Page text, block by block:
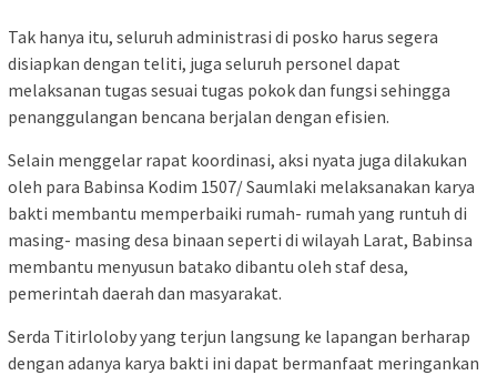
Tak hanya itu, seluruh administrasi di posko harus segera
disiapkan dengan teliti, juga seluruh personel dapat
melaksanan tugas sesuai tugas pokok dan fungsi sehingga
penanggulangan bencana berjalan dengan efisien.
Selain menggelar rapat koordinasi, aksi nyata juga dilakukan
oleh para Babinsa Kodim 1507/ Saumlaki melaksanakan karya
bakti membantu memperbaiki rumah- rumah yang runtuh di
masing- masing desa binaan seperti di wilayah Larat, Babinsa
membantu menyusun batako dibantu oleh staf desa,
pemerintah daerah dan masyarakat.
Serda Titirloloby yang terjun langsung ke lapangan berharap
dengan adanya karya bakti ini dapat bermanfaat meringankan